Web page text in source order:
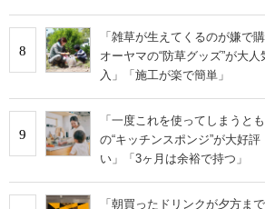
8
「雑草が生えてくるのが嫌
オーヤマの“防草グッズ”が大
入」「施工が楽で簡単」
9
「一度これを使ってしまうと
の“キッチンスポンジ”が大好
い」「3ヶ月は余裕で持つ」
「朝買ったドリンクが夕方